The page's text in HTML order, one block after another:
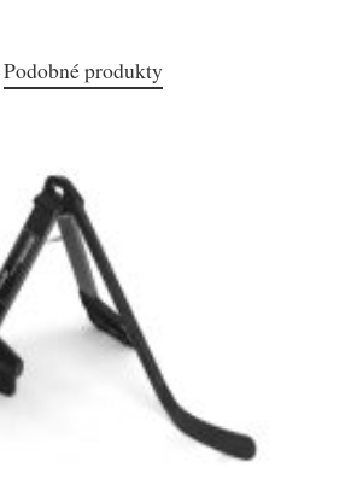
Podobné produkty